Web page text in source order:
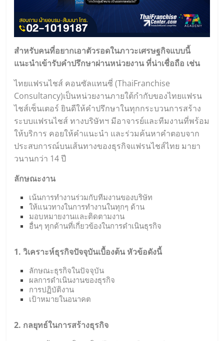
สำหรับคนที่อยากเอาตัวรอดในภาวะเศรษฐกิจแบบนี้
แนะนำเข้ารับคำปรึกษาผ่านหน่วยงาน ที่น่าเชื่อถือ เช่น
ไทยแฟรนไชส์ คอนซัลแทนซี่ (ThaiFranchise
Consultancy)เป็นหน่วยงานภายใต้กำกับของไทยแฟรน
ไชส์เซ็นเตอร์ ยินดีให้คำปรึกษาในทุกกระบวนการสร้าง
ระบบแฟรนไชส์ ทางบริษัทฯ มีอาจารย์และทีมงานที่พร้อม
ให้บริการ คอยให้คำแนะนำ และร่วมค้นหาคำตอบจาก
ประสบการณ์บนเส้นทางของธุรกิจแฟรนไชส์ไทย มายา
วนานกว่า 14 ปี
ลักษณะงาน
เน้นการทำงานร่วมกับทีมงานของบริษัท
ให้แนวทางในการทำงานในทุกๆ ด้าน
มอบหมายงานและติดตามงาน
อื่นๆ ทุกด้านที่เกี่ยวข้องในการดำเนินธุรกิจ
1. วิเคราะห์ธุรกิจปัจจุบันเบื้องต้น หัวข้อดังนี้
ลักษณะธุรกิจในปัจจุบัน
ผลการดำเนินงานของธุรกิจ
การปฏิบัติงาน
เป้าหมายในอนาคต
2. กลยุทธ์ในการสร้างธุรกิจ